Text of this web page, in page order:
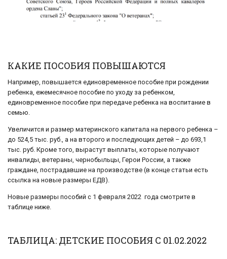
КАКИЕ ПОСОБИЯ ПОВЫШАЮТСЯ
Например, повышается единовременное пособие при рождении
ребенка, ежемесячное пособие по уходу за ребенком,
единовременное пособие при передаче ребенка на воспитание в
семью.
Увеличится и размер материнского капитала на первого ребенка –
до 524,5 тыс. руб., а на второго и последующих детей – до 693,1
тыс. руб. Кроме того, вырастут выплаты, которые получают
инвалиды, ветераны, чернобыльцы, Герои России, а также
граждане, пострадавшие на производстве (в конце статьи есть
ссылка на новые размеры ЕДВ).
Новые размеры пособий с 1 февраля 2022 года смотрите в
таблице ниже.
ТАБЛИЦА: ДЕТСКИЕ ПОСОБИЯ С 01.02.2022